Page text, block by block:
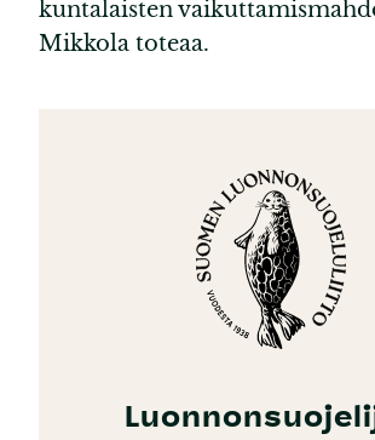
kuntalaisten
Mikkola toteaa.